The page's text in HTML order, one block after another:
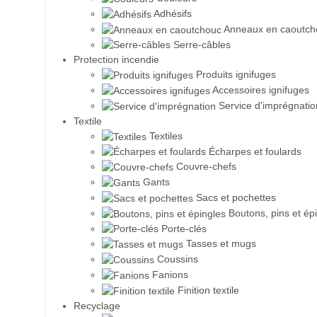
Adhésifs
Anneaux en
Serre-câbles
Protection incendie
Produits ignifuges
Accessoires ignifuges
Service
Textile
Textiles
Écharpes et foulards
Couvre-chefs
Gants
Sacs et pochettes
Boutons, pins et
Porte-clés
Tasses et mugs
Coussins
Fanions
Finition textile
Recyclage